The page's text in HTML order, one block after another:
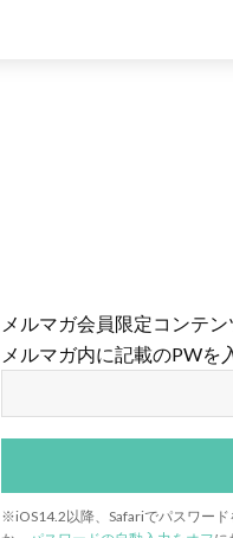
メルマガ会員限定コンテン
メルマガ内に記載のPWを
※iOS14.2以降、Safariでパスワー